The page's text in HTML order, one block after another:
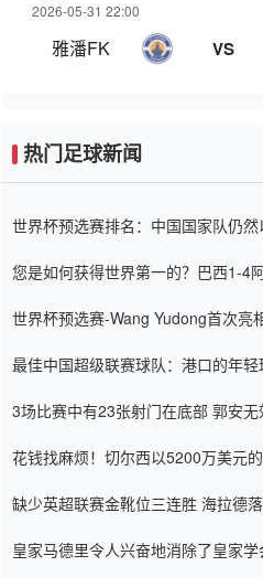
2026-05-31 22:00
雅潘FK VS
热门足球新闻
世界杯预选赛排名：中国国家队仍
您是如何获得世界第一的？巴西1-4
世界杯预选赛-Wang Yudong首次亮
最佳中国超级联赛球队：港口的年
3场比赛中有23张射门在底部 郭安
花钱找麻烦！切尔西以5200万美元
缺少英超联赛金靴位三连胜 海拉德
皇家马德里令人兴奋地消除了皇家学